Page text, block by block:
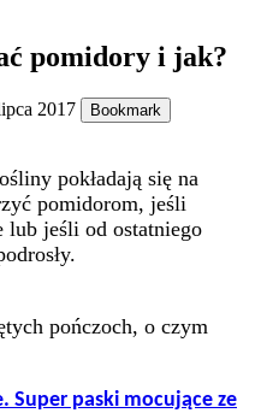
pomidory i jak?
2017 Bookmark
pokładają się na
pomidorom, jeśli
lub jeśli od ostatniego
pończoch, o czym
Super paski mocujące ze